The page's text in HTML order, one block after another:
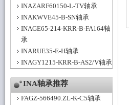
INAZARF60150-L-TV轴承
INAKWVE45-B-SN轴承
INAGE65-214-KRR-B-FA164轴
承
INARUE35-E-H轴承
INAGY1215-KRR-B-AS2/V轴承
INA轴承推荐
FAGZ-566490.ZL-K-C5轴承